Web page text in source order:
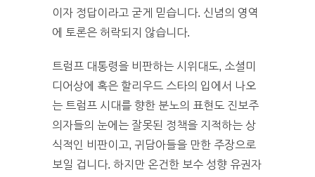
이자 정답이라고 굳게 믿습니다. 신념의 영역
에 토론은 허락되지 않습니다.
트럼프 대통령을 비판하는 시위대도, 소셜미
디어상에 혹은 할리우드 스타의 입에서 나오
는 트럼프 시대를 향한 분노의 표현도 진보주
의자들의 눈에는 잘못된 정책을 지적하는 상
식적인 비판이고, 귀담아들을 만한 주장으로
보일 겁니다. 하지만 온건한 보수 성향 유권자